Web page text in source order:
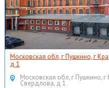
Московская обл, г Пушкино, г
д 1
Московская обл, г Пушкино, г
Свердлова, д 1